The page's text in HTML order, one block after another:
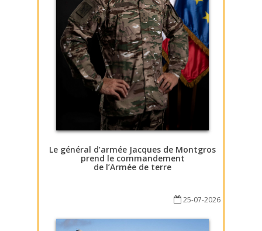
Le général d’armée Jacques de Montgros
prend le commandement
de l’Armée de terre
25-07-2026